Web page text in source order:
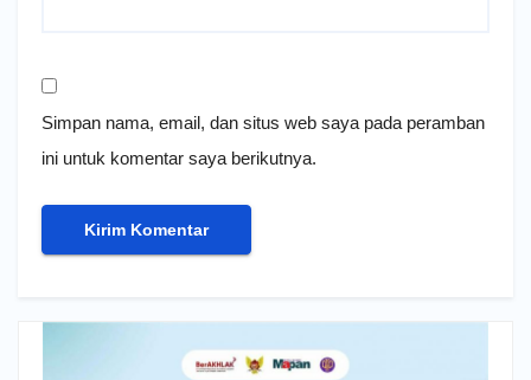
Simpan nama, email, dan situs web saya pada peramban
ini untuk komentar saya berikutnya.